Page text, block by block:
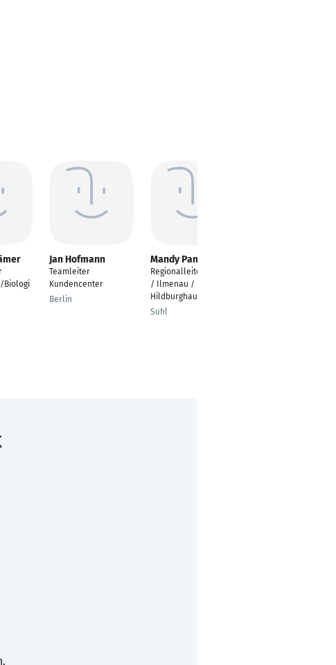
Biologi
Jan Hofmann
Teamleiter
Kundencenter
Berlin
Mandy Panzer
Regionalleiterin Suhl
/ Ilmenau /
Hildburghausen
Suhl